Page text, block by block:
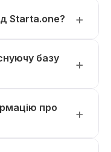
Starta.one?
базу
про